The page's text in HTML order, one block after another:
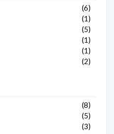
(6)
(1)
(5)
(1)
(1)
(2)
(8)
(5)
(3)